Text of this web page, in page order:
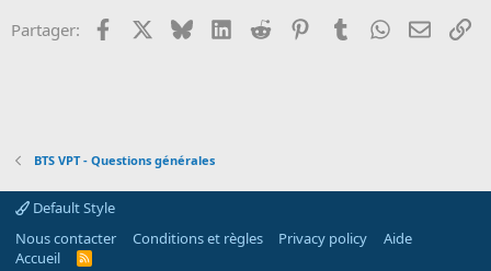
Partager: Facebook BlueskyLinkedInReddit PinterestTumblrWhatsApp
Email
BTS VPT - Questions générales
Default Style
Nous contacter
Conditions et règles Privacy policy
Aide
Accueil
R